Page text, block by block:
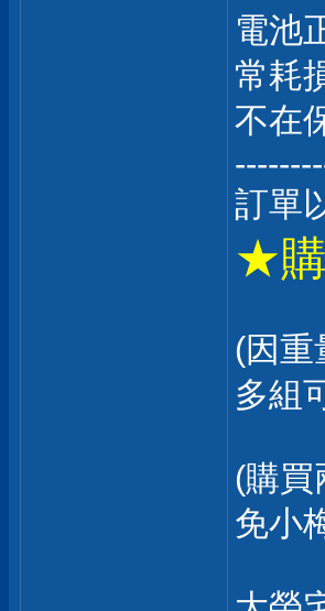
電池
常耗
不在
訂單
★
(因重
多組
(購買
免小